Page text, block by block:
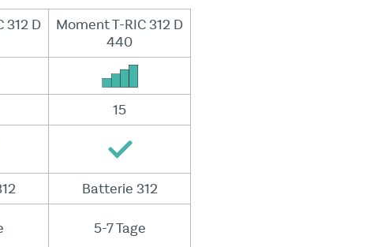
312 D
Moment T-RIC 312 D
440
15
Batterie 312
5-7 Tage